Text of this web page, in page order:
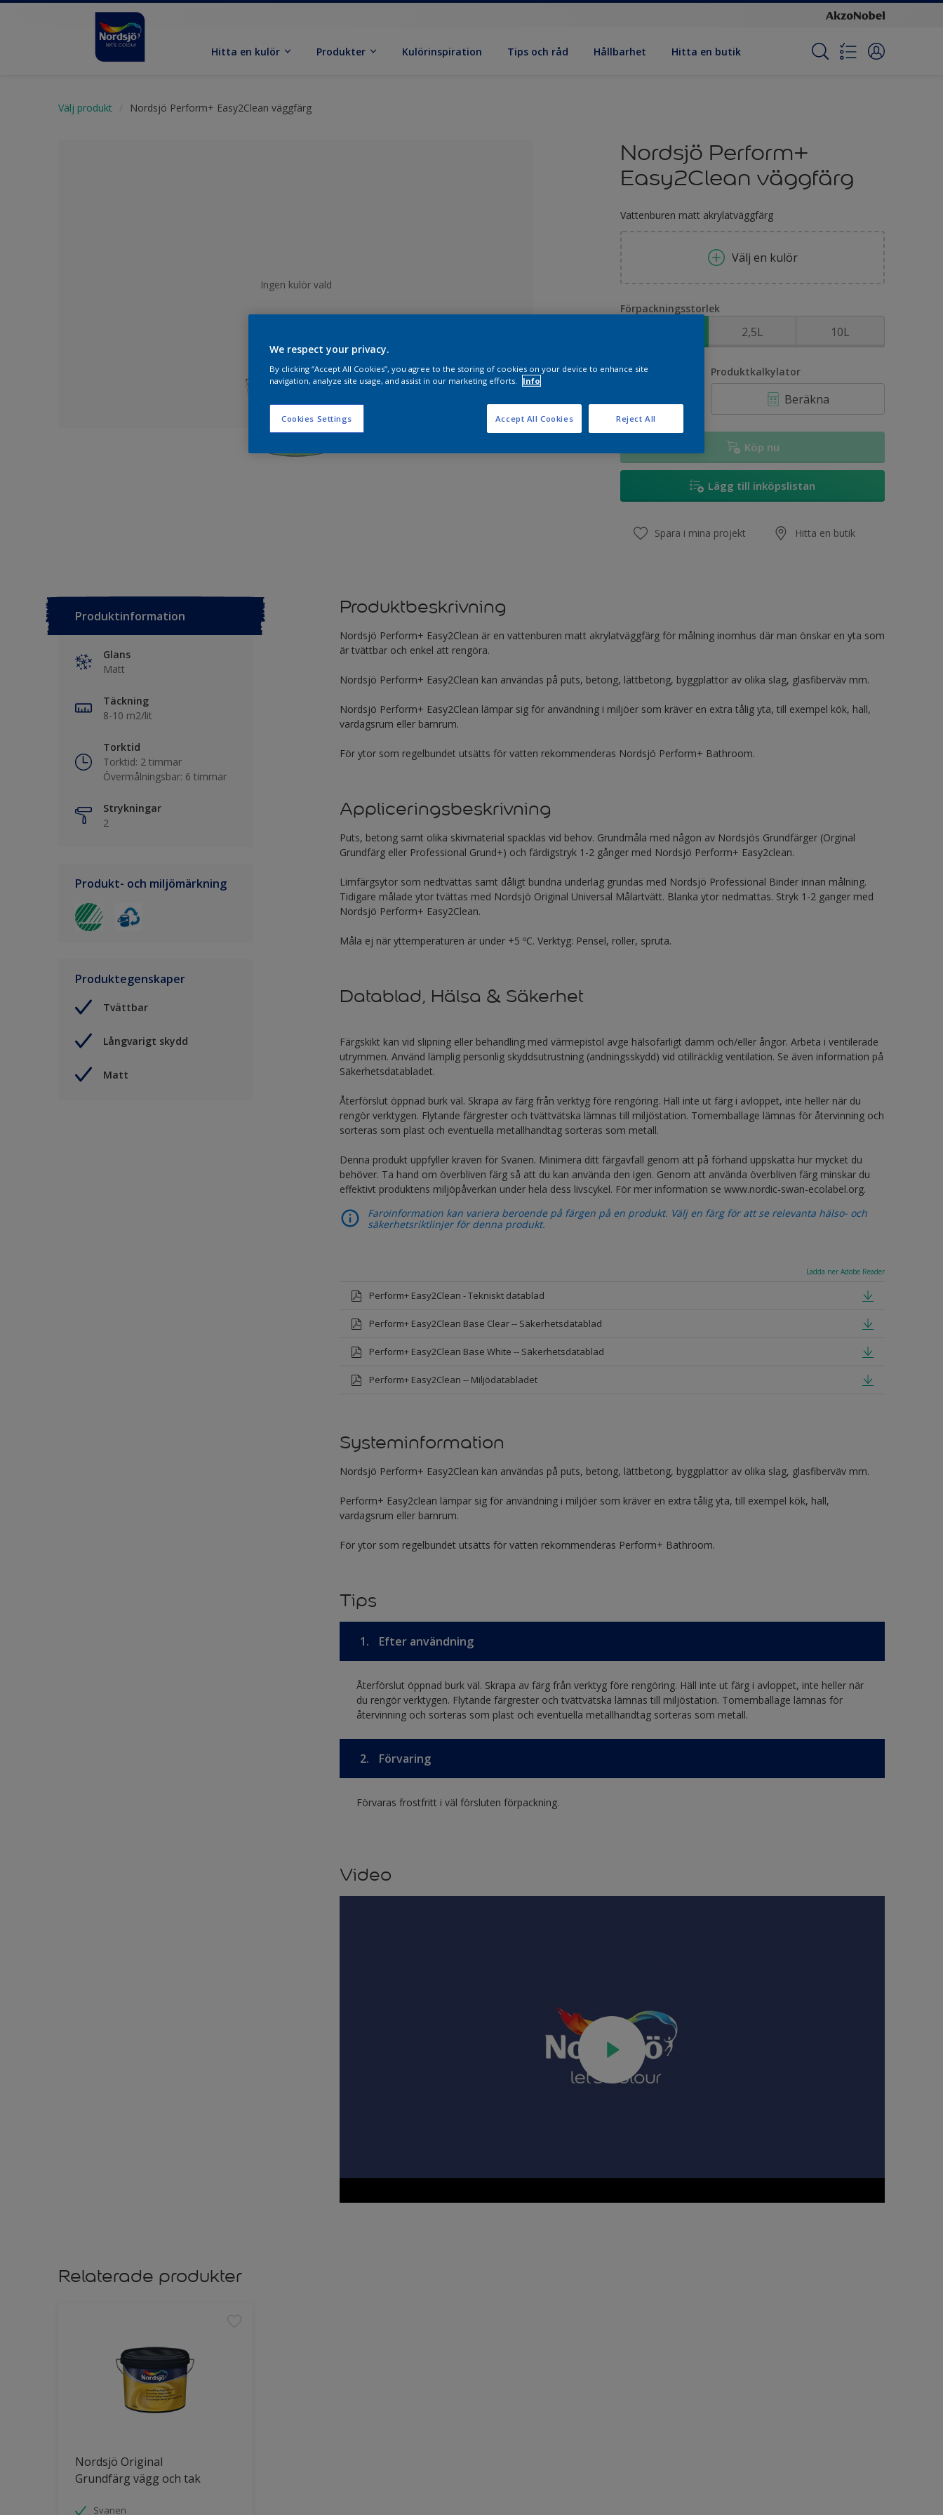
Hitta en kulör Produkter Kulörinspiration Tips och råd Hållbarhet Hitta en butik
Välj produkt Nordsjö Perform+ Easy2Clean väggfärg
Ingen kulör vald
Nordsjö Perform+
Easy2Clean väggfärg
Vattenburen matt akrylatväggfärg
Välj en kulör
Förpackningsstorlek
2,5L 10L
Kvantitet Produktkalkylator
Beräkna
Köp nu
Lägg till inköpslistan
Spara i mina projekt Hitta en butik
Produktinformation
Glans
Matt
Täckning
8-10 m2/lit
Torktid
Torktid: 2 timmar
Övermålningsbar: 6 timmar
Strykningar
2
Produkt- och miljömärkning
Produktegenskaper
Tvättbar
Långvarigt skydd
Matt
Produktbeskrivning
Nordsjö Perform+ Easy2Clean är en vattenburen matt akrylatväggfärg för målning inomhus där man önskar en yta som
är tvättbar och enkel att rengöra.
Nordsjö Perform+ Easy2Clean kan användas på puts, betong, lättbetong, byggplattor av olika slag, glasfiberväv mm.
Nordsjö Perform+ Easy2Clean lämpar sig för användning i miljöer som kräver en extra tålig yta, till exempel kök, hall,
vardagsrum eller barnrum.
För ytor som regelbundet utsätts för vatten rekommenderas Nordsjö Perform+ Bathroom.
Appliceringsbeskrivning
Puts, betong samt olika skivmaterial spacklas vid behov. Grundmåla med någon av Nordsjös Grundfärger (Orginal
Grundfärg eller Professional Grund+) och färdigstryk 1-2 gånger med Nordsjö Perform+ Easy2clean.
Limfärgsytor som nedtvättas samt dåligt bundna underlag grundas med Nordsjö Professional Binder innan målning.
Tidigare målade ytor tvättas med Nordsjö Original Universal Målartvätt. Blanka ytor nedmattas. Stryk 1-2 ganger med
Nordsjö Perform+ Easy2Clean.
Måla ej när yttemperaturen är under +5 ºC. Verktyg: Pensel, roller, spruta.
Datablad, Hälsa & Säkerhet
Färgskikt kan vid slipning eller behandling med värmepistol avge hälsofarligt damm och/eller ångor. Arbeta i ventilerade
utrymmen. Använd lämplig personlig skyddsutrustning (andningsskydd) vid otillräcklig ventilation. Se även information på
Säkerhetsdatabladet.
Återförslut öppnad burk väl. Skrapa av färg från verktyg före rengöring. Häll inte ut färg i avloppet, inte heller när du
rengör verktygen. Flytande färgrester och tvättvätska lämnas till miljöstation. Tomemballage lämnas för återvinning och
sorteras som plast och eventuella metallhandtag sorteras som metall.
Denna produkt uppfyller kraven för Svanen. Minimera ditt färgavfall genom att på förhand uppskatta hur mycket du
behöver. Ta hand om överbliven färg så att du kan använda den igen. Genom att använda överbliven färg minskar du
effektivt produktens miljöpåverkan under hela dess livscykel. För mer information se www.nordic-swan-ecolabel.org.
Faroinformation kan variera beroende på färgen på en produkt. Välj en färg för att se relevanta hälso- och
säkerhetsriktlinjer för denna produkt.
Ladda ner Adobe Reader
Perform+ Easy2Clean - Tekniskt datablad
Perform+ Easy2Clean Base Clear -- Säkerhetsdatablad
Perform+ Easy2Clean Base White -- Säkerhetsdatablad
Perform+ Easy2Clean -- Miljödatabladet
Systeminformation
Nordsjö Perform+ Easy2Clean kan användas på puts, betong, lättbetong, byggplattor av olika slag, glasfiberväv mm.
Perform+ Easy2clean lämpar sig för användning i miljöer som kräver en extra tålig yta, till exempel kök, hall,
vardagsrum eller barnrum.
För ytor som regelbundet utsätts för vatten rekommenderas Perform+ Bathroom.
Tips
1. Efter användning
Återförslut öppnad burk väl. Skrapa av färg från verktyg före rengöring. Häll inte ut färg i avloppet, inte heller när
du rengör verktygen. Flytande färgrester och tvättvätska lämnas till miljöstation. Tomemballage lämnas för
återvinning och sorteras som plast och eventuella metallhandtag sorteras som metall.
2. Förvaring
Förvaras frostfritt i väl försluten förpackning.
Video
Relaterade produkter
Nordsjö Original
Grundfärg vägg och tak
Svanen
We respect your privacy.
By clicking “Accept All Cookies”, you agree to the storing of cookies on your device to enhance site
navigation, analyze site usage, and assist in our marketing efforts.
Info
Cookies Settings Reject All
Accept All Cookies